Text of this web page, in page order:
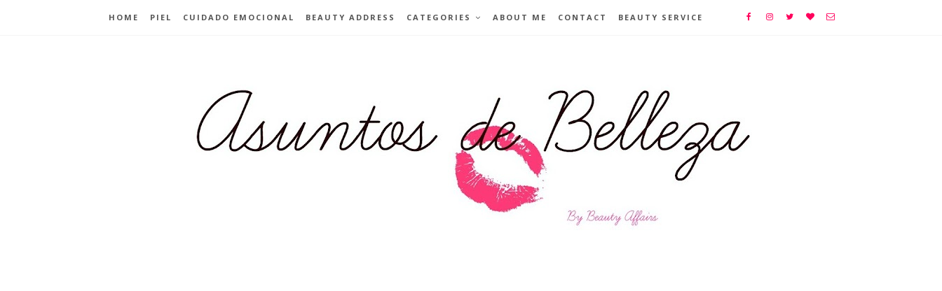
HOME PIEL CUIDADO EMOCIONAL BEAUTY ADDRESS CATEGORIES ABOUT ME CONTACT BEAUTY SERVICE